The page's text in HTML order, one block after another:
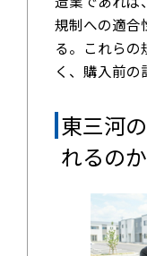
規制への適合
る。これらの
く、購入前の
東三河
れるのか